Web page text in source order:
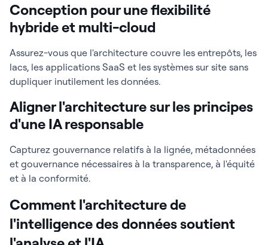
Conception pour une flexibilité
hybride et multi-cloud
Assurez-vous que l'architecture couvre les entrepôts, les
lacs, les applications SaaS et les systèmes sur site sans
dupliquer inutilement les données.
Aligner l'architecture sur les principes
d'une IA responsable
Capturez gouvernance relatifs à la lignée, métadonnées
et gouvernance nécessaires à la transparence, à l'équité
et à la conformité.
Comment l'architecture de
l'intelligence des données soutient